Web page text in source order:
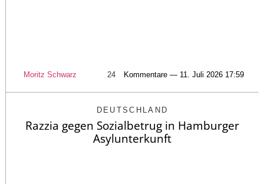
Moritz Schwarz 24 Kommentare — 11. Juli 2026 17:59
DEUTSCHLAND
Razzia gegen Sozialbetrug in Hamburger
Asylunterkunft